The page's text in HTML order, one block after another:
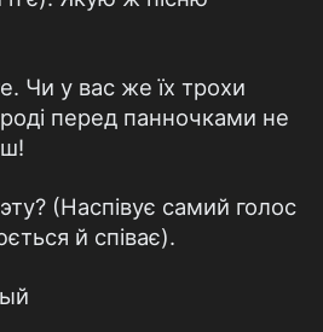
Чи у вас же їх трохи
перед панночками не
(Наспівує самий голос
й співає).